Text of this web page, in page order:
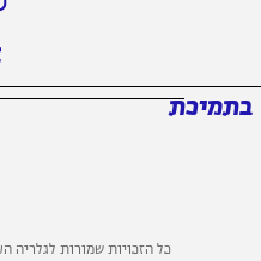
כל הזכויות שמורות לגלריה העירונית